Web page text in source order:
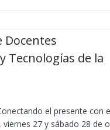
Docentes
Tecnologías de la
el presente con
27 y sábado 28 de